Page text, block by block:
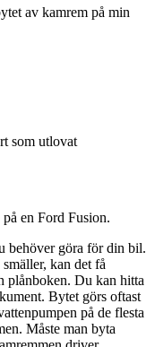
av kamrem på min
som utlovat
en Ford Fusion.
behöver göra för din bil.
kan det få
plånboken. Du kan hitta
Bytet görs oftast
på de flesta
Måste man byta